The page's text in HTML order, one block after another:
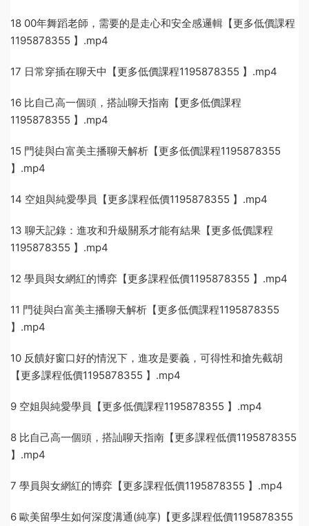
18 00年舞蹈老師，需要的是走心和安全感邏輯【更多低價課程
1195878355 】.mp4
17 日常穿插在聊天中【更多低價課程1195878355 】.mp4
16 比自己高一個頭，搭訕聊天指南【更多低價課程
1195878355 】.mp4
15 門徒與白富美主播聊天解析【更多低價課程1195878355
】.mp4
14 空姐與純愛學員【更多課程低價1195878355 】.mp4
13 聊天記錄：進攻和升級關系才能有結果【更多低價課程
1195878355 】.mp4
12 學員與女網紅的博弈【更多課程低價1195878355 】.mp4
11 門徒與白富美主播聊天解析【更多低價課程1195878355
】.mp4
10 反饋好窗口好的情況下，進攻是要義，可得性和搶先截胡
【更多課程低價1195878355 】.mp4
9 空姐與純愛學員【更多低價課程1195878355 】.mp4
8 比自己高一個頭，搭訕聊天指南【更多課程低價1195878355
】.mp4
7 學員與女網紅的博弈【更多課程低價1195878355 】.mp4
6 歐美留學生如何深度溝通(純享)【更多課程低價1195878355